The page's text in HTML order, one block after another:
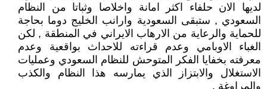
لديها الان حلفاء اكثر امانة واخلاصا وثباتا من النظام
السعودي , ستبقى السعودية وارانب الخليج دوما بحاجة
للحماية والرعاية من الارهاب الايراني في المنطقة , لكن
الغباء الاوبامي وعدم قراءته للاحداث بواقعية وعدم
معرفته بخفايا الفكر المتوحش للنظام السعودي وعمليات
الاستغلال والابتزاز الذي يمارسه هذا النظام والكذب
والمراوغة .